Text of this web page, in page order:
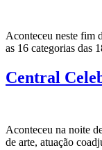
Aconteceu neste fim
as 16 categorias das
Central
Aconteceu na noite
de arte, atuação